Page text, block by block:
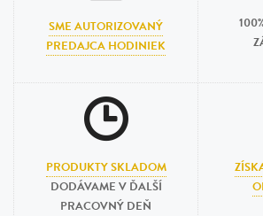
SME AUTORIZOVANÝ
PREDAJCA HODINIEK
PRODUKTY SKLADOM
DODÁVAME V ĎALŠÍ
PRACOVNÝ DEŇ